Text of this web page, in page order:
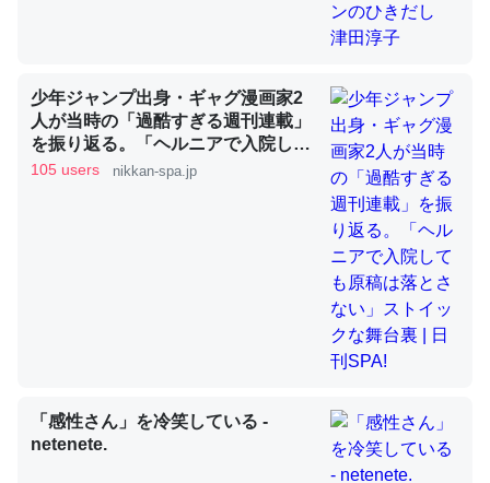
昆虫ってカルシウム少ないのか。知らんかった。調べたら
コオロギのカルシウム分はエビの600分の1程度。
─ニュース :: 【研究発表】昆虫学の大問題＝「昆虫はなぜ海にいな
いのか」に関する新仮説
論文では「淡水はカルシウムも酸素も不足してて両方に不
利だから両方が拮抗してるのでは」とあって面白い。海に
いる鋏角類（カブトガニ・ウミグモ）はカルシウムを使わ
─ニュース :: 【研究発表】昆虫学の大問題＝「昆虫はなぜ海にいな
いのか」に関する新仮説
少年ジャンプ出身・ギャグ漫画家2
人が当時の「過酷すぎる週刊連載」
を振り返る。「ヘルニアで入院して
も原稿は落とさない」ストイックな
105 users nikkan-spa.jp
「感性さん」を冷笑している -
netenete.